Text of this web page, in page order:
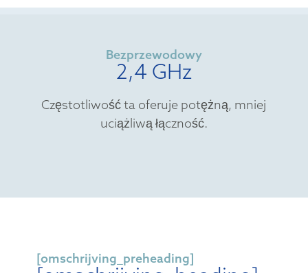
Bezprzewodowy
2,4 GHz
Częstotliwość ta oferuje potężną, mniej
uciążliwą łączność.
[omschrijving_preheading]